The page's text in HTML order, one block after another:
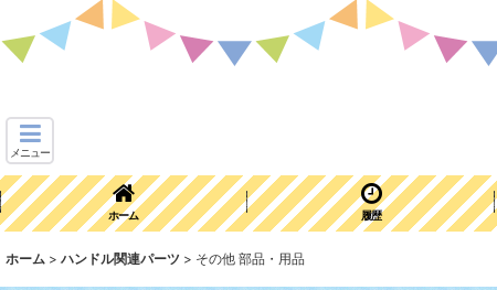
メニュー
ホーム 履歴
ホーム > ハンドル関連パーツ > その他 部品・用品